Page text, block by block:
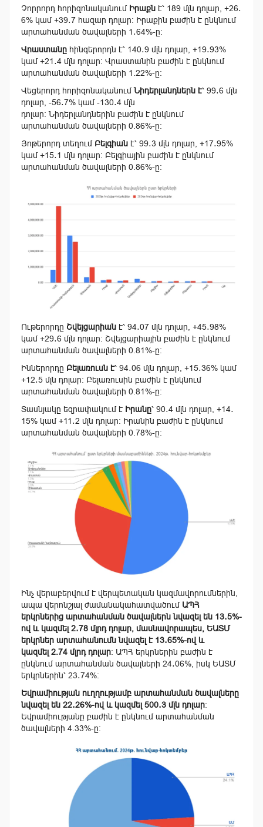
Չորրորդ հորիզոնականում Իրաքն է՝ 189 մլն դոլար, +26․
6% կամ +39․7 հազար դոլար։ Իրաքին բաժին է ընկնում
արտահանման ծավալների 1․64%-ը։
Վրաստանը հինգերորդն է՝ 140․9 մլն դոլար, +19․93%
կամ +21․4 մլն դոլար։ Վրաստանին բաժին է ընկնում
արտահանման ծավալների 1.22%-ը։
Վեցերորդ հորիզոնականումՆիդերլանդներն է՝ 99․6 մլն
դոլար, -56․7% կամ-130․4 մլն
դոլար։Նիդերլանդներին բաժին է ընկնում
արտահանման ծավալների 0.86%-ը։
Յոթերորդ տեղում Բելգիան է՝ 99․3 մլն դոլար, +17․95%
կամ+15․1 մլն դոլար։ Բելգիային բաժին է ընկնում
արտահանման ծավալների 0.86%-ը։
Ութերորդը Շվեյցարիան է՝ 94․07 մլն դոլար, +45․98%
կամ +29․6 մլն դոլար։ Շվեյցարիային բաժին է ընկնում
արտահանման ծավալների 0.81%-ը։
Իններորդը Բելառուսն է՝ 94․06 մլն դոլար, +15․36% կամ
+12․5 մլն դոլար։ Բելառուսին բաժին է ընկնում
արտահանման ծավալների 0.81%-ը։
Տասնյակը եզրափակում է Իրանը՝ 90․4 մլն դոլար, +14․
15% կամ +11․2 մլն դոլար։ Իրանին բաժին է ընկնում
արտահանման ծավալների 0.78%-ը։
Ինչ վերաբերվում է վերպետական կազմավորումներին,
ապա վերոնշյալ ժամանակահատվածում ԱՊՀ
երկրներից արտահանման ծավալներն նվազել են 13․5%-
ով և կազմել 2․78 մլրդ դոլար, մասնավորապես, ԵԱՏՄ
երկրներ արտահանումն նվազել է 13․65%-ով և
կազմել 2.74 մլրդ դոլար։ ԱՊՀ երկրներին բաժին է
ընկնում արտահանման ծավալների 24․06%, իսկ ԵԱՏՄ
երկրներին՝ 23․74%։
Եվրամիության ուղղությամբ արտահանման ծավալները
նվազել են 22․26%-ով և կազմել 500․3 մլն դոլար։
Եվրամիությանը բաժին է ընկնում արտահանման
ծավալների 4.33%-ը։